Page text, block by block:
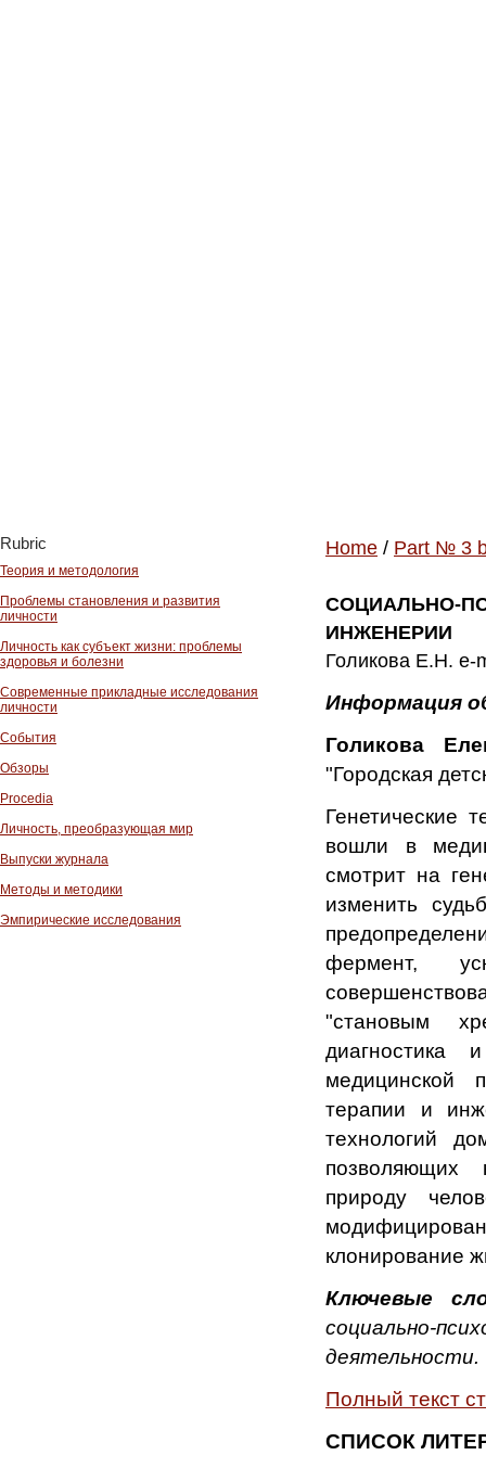
Rubric
Теория и методология
Проблемы становления и развития
личности
Личность как субъект жизни: проблемы
здоровья и болезни
Современные прикладные исследования
личности
События
Обзоры
Procedia
Личность, преобразующая мир
Выпуски журнала
Методы и методики
Эмпирические исследования
Home / Part № 3
СОЦИАЛЬНО-
ИНЖЕНЕРИИ
Голикова Е.Н. e-
Информация
Голикова
"Городская
Генетические
вошли в
смотрит на
изменить
фермент,
"становым
диагностика
медицинской
терапии и
технологий
позволяющих
природу
клонирование
Ключевые
социально-
деятельности.
Полный текст
СПИСОК